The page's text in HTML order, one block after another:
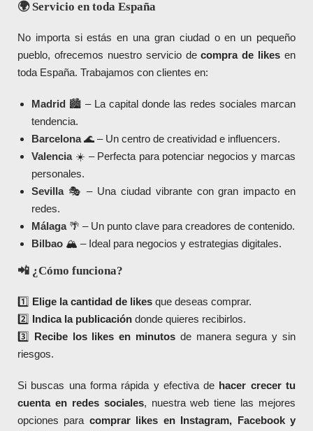
🌍 Servicio en toda España
No importa si estás en una gran ciudad o en un pequeño
pueblo, ofrecemos nuestro servicio decompra de likes en
toda España. Trabajamos con clientes en:
Madrid 🏙️ – La capital donde las redes sociales marcan
tendencia.
Barcelona🌊 – Un centro de creatividad e influencers.
Valencia☀️ – Perfecta para potenciar negocios y marcas
personales.
Sevilla🎭 – Una ciudad vibrante con gran impacto en
redes.
Málaga🌴 – Un punto clave para creadores de contenido.
Bilbao 🏔️ – Ideal para negocios y estrategias digitales.
📲 ¿Cómo funciona?
1️⃣ Elige la cantidad de likes que deseas comprar.
2️⃣ Indica la publicación donde quieres recibirlos.
3️⃣ Recibe los likes en minutos de manera segura y sin
riesgos.
Si buscas una forma rápida y efectiva de hacer crecer tu
cuenta en redes sociales, nuestra web tiene las mejores
opciones para comprar likes en Instagram, Facebook y